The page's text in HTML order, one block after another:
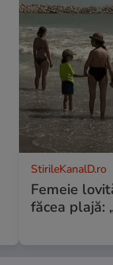
StirileKanalD.ro
Femeie
făcea plajă: